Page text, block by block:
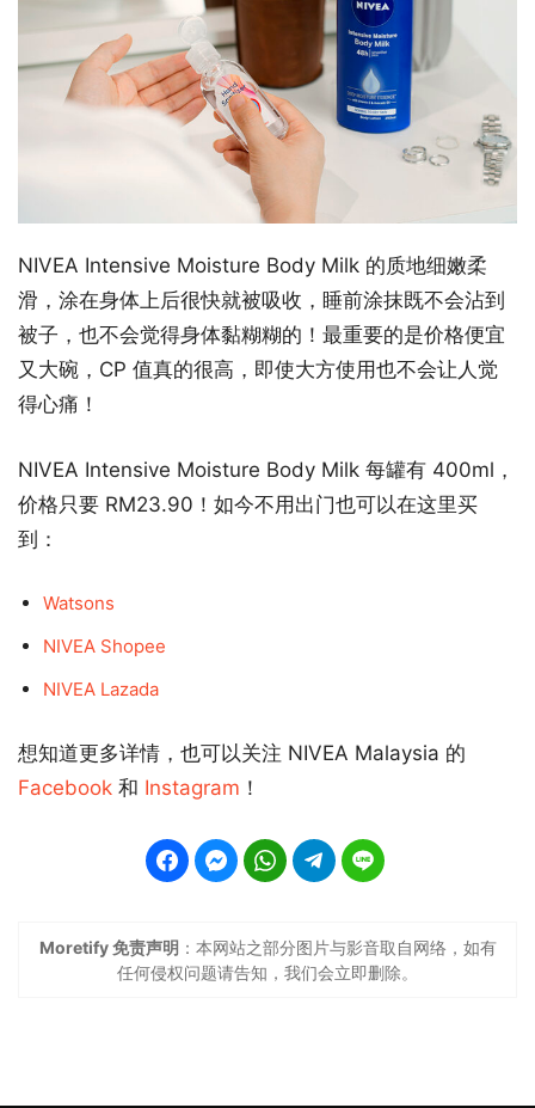
NIVEA Intensive Moisture Body Milk 的质地细嫩柔
滑，涂在身体上后很快就被吸收，睡前涂抹既不会沾到
被子，也不会觉得身体黏糊糊的！最重要的是价格便宜
又大碗，CP 值真的很高，即使大方使用也不会让人觉
得心痛！
NIVEA Intensive Moisture Body Milk 每罐有 400ml，
价格只要 RM23.90！如今不用出门也可以在这里买
到：
Watsons
NIVEA Shopee
NIVEA Lazada
想知道更多详情，也可以关注 NIVEA Malaysia 的
Facebook 和 Instagram ！
Moretify 免责声明 ：本网站之部分图片与影音取自网络，如有
任何侵权问题请告知，我们会立即删除。